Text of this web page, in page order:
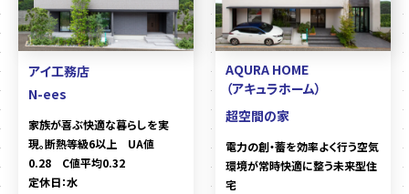
アイ工務店
N-ees
家族が喜ぶ快適な暮らしを実
現。断熱等級6以上 UA値
0.28 C値平均0.32
定休日：水
AQURA HOME
（アキュラホーム）
超空間の家
電力の創・蓄を効率よく行う空気
環境が常時快適に整う未来型住
宅